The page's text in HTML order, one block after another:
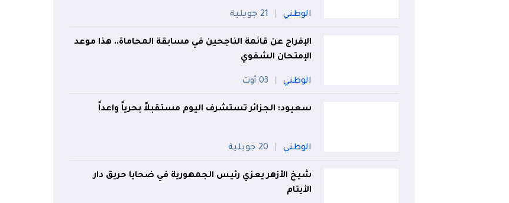
الوطني 21 جويلية
الإفراج عن قائمة الناجحين في مسابقة المحاماة.. هذا موعد
الإمتحان الشفوي
الوطني 03 أوت
سعيود: الجزائر تستشرف اليوم مستقبلاً بحرياً واعداً
الوطني 20 جويلية
شيخ الأزهر يعزي رئيس الجمهورية في ضحايا حريق دار
الأيتام